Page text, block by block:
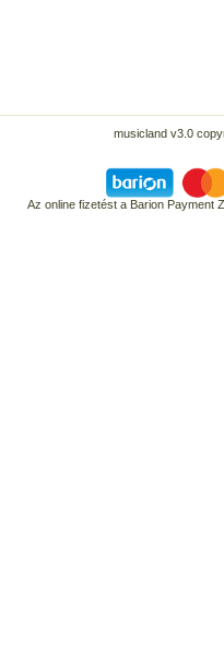
musicland v3.0
Az online fizetést a Barion Payment